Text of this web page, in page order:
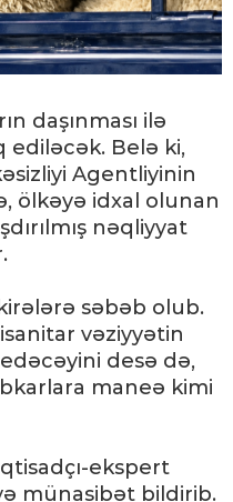
daşınması ilə
ediləcək. Belə ki,
Agentliyinin
ölkəyə idxal olunan
nəqliyyat
səbəb olub.
vəziyyətin
edəcəyini desə də,
maneə kimi
ekspert
münasibət bildirib.